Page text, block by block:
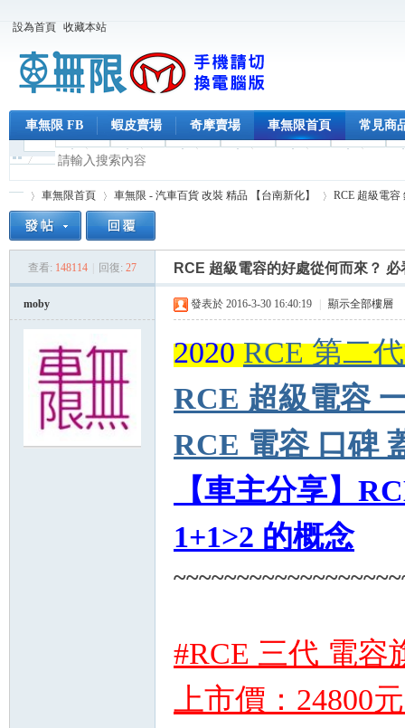
設為首頁 收藏本站
車無限 FB 蝦皮賣場 奇摩賣場 車無限首頁 常見商
»
車無限首頁 車無限 - 汽車百貨 改裝 精品 【台南新化】
›
RCE 超級電容
查看: 148114 回復: 27 RCE 超級電容的好處從何而來？
moby 發表於 2016-3-30 16:40:19 顯示全部樓層
2020RCE 第二
RCE 超級電容
RCE 電容 口碑
【車主分享】
1+1>2 的概念
#RCE 三代 電容
上市價：24800